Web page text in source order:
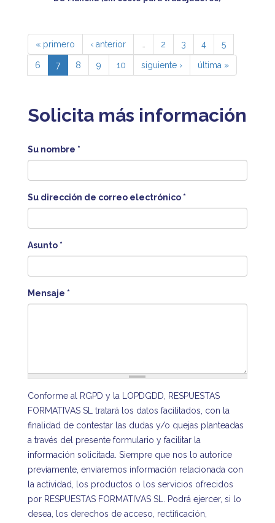
« primero ‹ anterior 2 3 4 5
6 7 8 9 10 siguiente › última »
Solicita más información
Su nombre *
Su dirección de correo electrónico *
Asunto *
Mensaje *
Conforme al RGPD y la LOPDGDD, RESPUESTAS
FORMATIVAS SL tratará los datos facilitados, con la
finalidad de contestar las dudas y/o quejas planteadas
a través del presente formulario y facilitar la
información solicitada. Siempre que nos lo autorice
previamente, enviaremos información relacionada con
la actividad, los productos o los servicios ofrecidos
por RESPUESTAS FORMATIVAS SL. Podrá ejercer, si lo
desea, los derechos de acceso, rectificación,